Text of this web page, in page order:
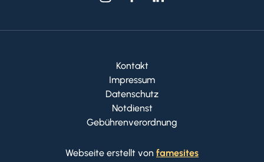
Kontakt
Impressum
Datenschutz
Notdienst
Gebührenverordnung
Webseite erstellt von famesites